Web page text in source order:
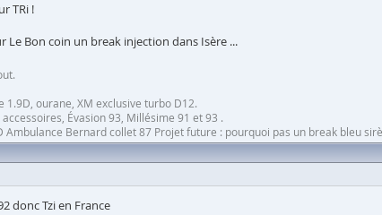
TRi !
Le Bon coin un break injection dans Isère ...
1.9D, ourane, XM exclusive turbo D12.
Évasion 93, Millésime 91 et 93 .
Ambulance Bernard collet 87 Projet future : pourquoi pas un break bleu
donc Tzi en France